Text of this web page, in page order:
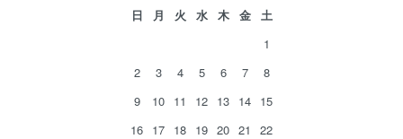
日 月 火 水 木 金
土
1
2
3 4 5 6 7
8
9
10 11 12 13 14 15
16 17 18 19 20 21
22